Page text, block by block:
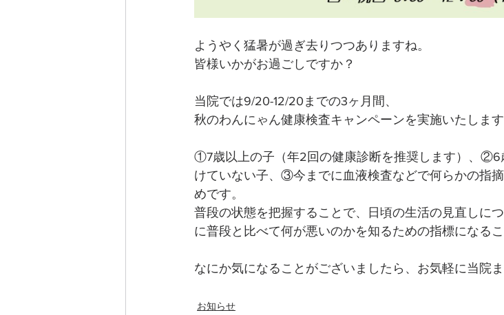
ようやく猛暑が過ぎ去りつつありますね。
皆様いかがお過ごしですか？
当院では9/20-12/20までの3ヶ月間、
秋のわんにゃん健康検査キャンペーンを実施いたします
①7歳以上の子（年2回の健康診断を推奨します）、②6
けていない子、③今までに血液検査などで何らかの指
めです。
普段の状態を把握することで、日頃の生活の見直しに
に普段と比べて何が悪いのかを知るための指標になるこ
なにか気になることがございましたら、お気軽に当院
お知らせ